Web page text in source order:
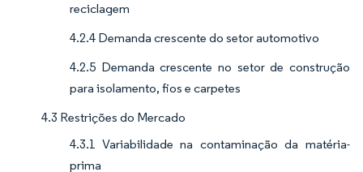
reciclagem
4.2.4 Demanda crescente do setor automotivo
4.2.5 Demanda crescente no setor de construção
para isolamento, fios e carpetes
4.3 Restrições do Mercado
4.3.1 Variabilidade na contaminação da matéria-
prima